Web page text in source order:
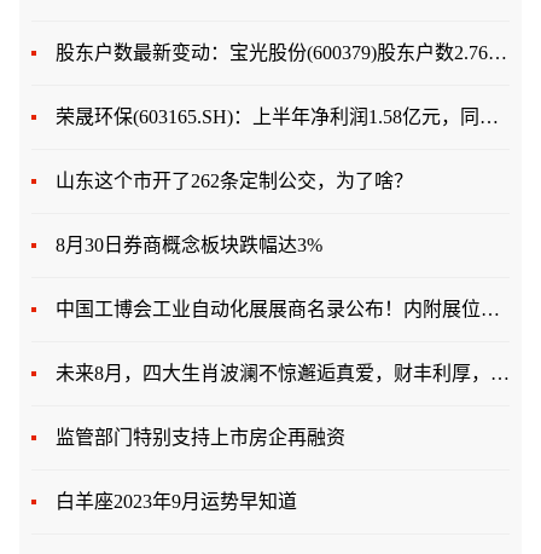
股东户数最新变动：宝光股份(600379)股东户数2.76万户，较上期增加2.93%
荣晟环保(603165.SH)：上半年净利润1.58亿元，同比增长47.03%
山东这个市开了262条定制公交，为了啥？
8月30日券商概念板块跌幅达3%
中国工博会工业自动化展展商名录公布！内附展位图、论坛......
未来8月，四大生肖波澜不惊邂逅真爱，财丰利厚，行大运赚大钱
监管部门特别支持上市房企再融资
白羊座2023年9月运势早知道